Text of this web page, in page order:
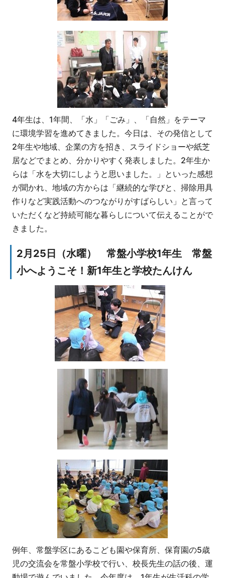
4年生は、1年間、「水」「ごみ」、「自然」をテーマ
に環境学習を進めてきました。今日は、その発信として
2年生や地域、企業の方を招き、スライドショーや紙芝
居などでまとめ、分かりやすく発表しました。2年生か
らは「水を大切にしようと思いました。」といった感想
が聞かれ、地域の方からは「継続的な学びと、掃除用具
作りなど実践活動へのつながりがすばらしい」と言って
いただくなど持続可能な暮らしについて伝えることがで
きました。
2月25日（水曜） 常盤小学校1年生 常盤
小へようこそ！新1年生と学校たんけん
例年、常盤学区にあるこども園や保育所、保育園の5歳
児の交流会を常盤小学校で行い、校長先生の話の後、運